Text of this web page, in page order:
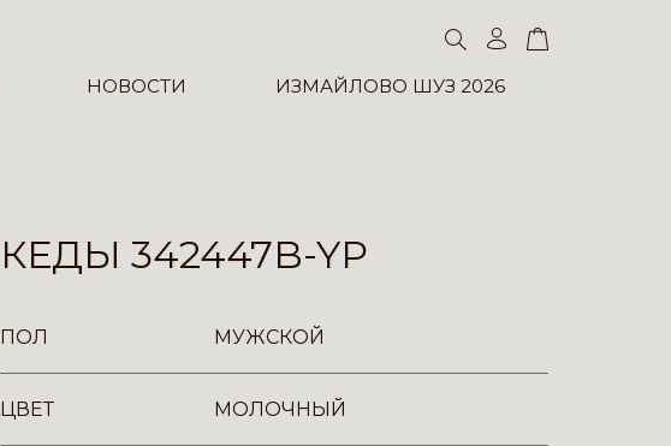
НОВОСТИ ИЗМАЙЛОВО ШУЗ 2026
КЕДЫ 342447B-YP
ПОЛ МУЖСКОЙ
ЦВЕТ МОЛОЧНЫЙ